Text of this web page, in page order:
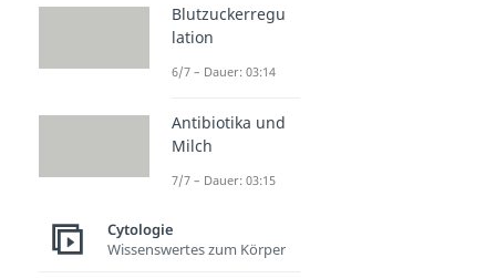
Blutzuckerregu
lation
6/7 – Dauer: 03:14
Antibiotika und
Milch
7/7 – Dauer: 03:15
Cytologie
Wissenswertes zum Körper